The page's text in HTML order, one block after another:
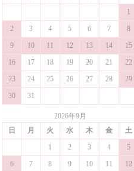
1
2
3 4 5 6 7
8
9
10 11 12 13 14
15
16
17 18 19 20 21
22
23
24 25 26 27 28
29
30
31
2026年9月
日
月 火 水 木 金
土
1
2 3 4
5
6
7 8 9 10 11
12